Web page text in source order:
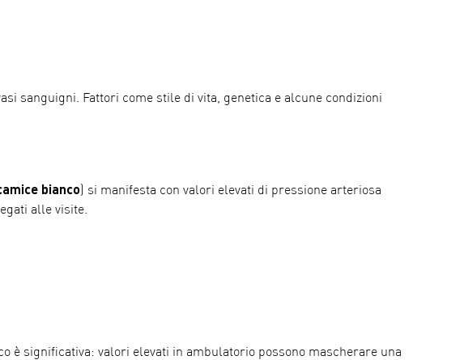
sanguigni. Fattori come stile di vita, genetica e alcune condizioni
bianco ) si manifesta con valori elevati di pressione arteriosa
alle visite.
è significativa: valori elevati in ambulatorio possono mascherare una